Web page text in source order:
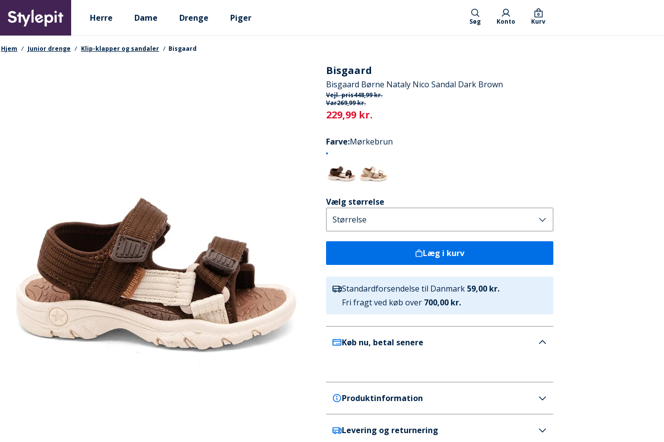
main
content
Primary departments
Herre Dame Drenge Piger Søg Konto Kurv
0
navigationssti
Hjem Junior drenge Klip-klapper og sandaler Bisgaard
Bisgaard
Bisgaard Børne Nataly Nico Sandal Dark Brown
Vejl. pris448,99 kr.
Var269,99 kr.
Current
229,99 kr.
Farve:Mørkebrun
Vælg størrelse
Læg i kurv
Standardforsendelse til Danmark 59,00 kr.
Fri fragt ved køb over 700,00 kr.
Køb nu, betal senere
Produktinformation
Bisgaard
Levering og returnering